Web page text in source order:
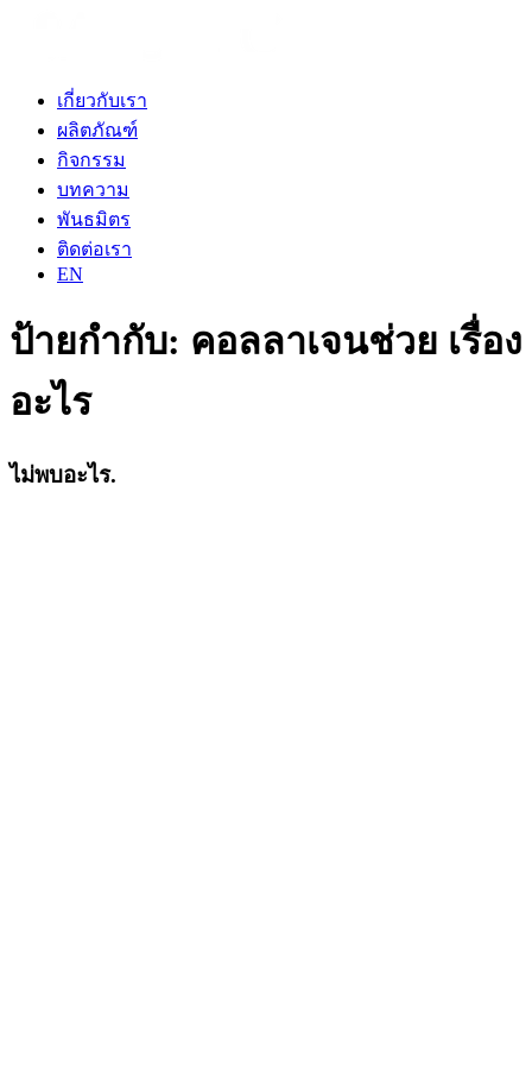
เกี่ยวกับเรา
ผลิตภัณฑ์
กิจกรรม
บทความ
พันธมิตร
ติดต่อเรา
EN
ป้ายกำกับ: คอลลาเจนช่วย เรื่อง
อะไร
ไม่พบอะไร.